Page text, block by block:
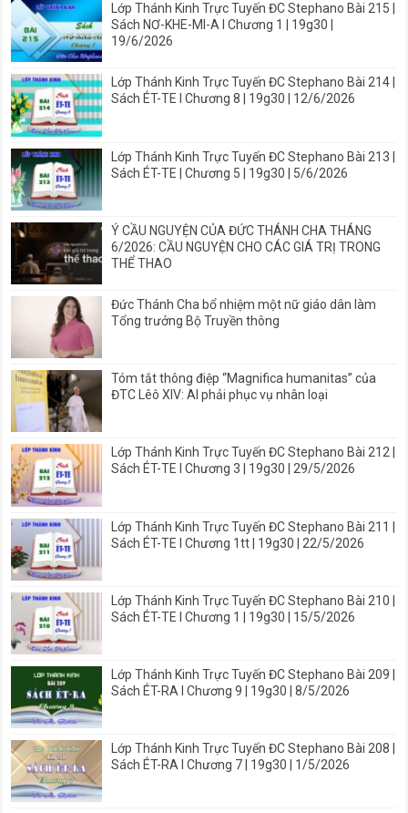
Lớp Thánh Kinh Trực Tuyến ĐC Stephano Bài 215 |
Sách NƠ-KHE-MI-A I Chương 1 | 19g30 |
19/6/2026
Lớp Thánh Kinh Trực Tuyến ĐC Stephano Bài 214 |
Sách ÉT-TE I Chương 8 | 19g30 | 12/6/2026
Lớp Thánh Kinh Trực Tuyến ĐC Stephano Bài 213 |
Sách ÉT-TE | Chương 5 | 19g30 | 5/6/2026
Ý CẦU NGUYỆN CỦA ĐỨC THÁNH CHA THÁNG
6/2026: CẦU NGUYỆN CHO CÁC GIÁ TRỊ TRONG
THỂ THAO
Đức Thánh Cha bổ nhiệm một nữ giáo dân làm
Tổng trưởng Bộ Truyền thông
Tóm tắt thông điệp “Magnifica humanitas” của
ĐTC Lêô XIV: AI phải phục vụ nhân loại
Lớp Thánh Kinh Trực Tuyến ĐC Stephano Bài 212 |
Sách ÉT-TE I Chương 3 | 19g30 | 29/5/2026
Lớp Thánh Kinh Trực Tuyến ĐC Stephano Bài 211 |
Sách ÉT-TE I Chương 1tt | 19g30 | 22/5/2026
Lớp Thánh Kinh Trực Tuyến ĐC Stephano Bài 210 |
Sách ÉT-TE I Chương 1 | 19g30 | 15/5/2026
Lớp Thánh Kinh Trực Tuyến ĐC Stephano Bài 209 |
Sách ÉT-RA I Chương 9 | 19g30 | 8/5/2026
Lớp Thánh Kinh Trực Tuyến ĐC Stephano Bài 208 |
Sách ÉT-RA I Chương 7 | 19g30 | 1/5/2026